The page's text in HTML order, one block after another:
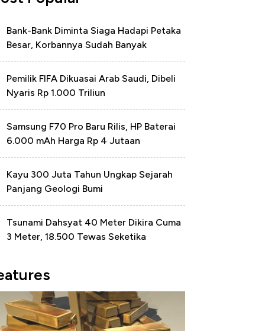
Bank-Bank Diminta Siaga Hadapi Petaka
Besar, Korbannya Sudah Banyak
Pemilik FIFA Dikuasai Arab Saudi, Dibeli
Nyaris Rp 1.000 Triliun
Samsung F70 Pro Baru Rilis, HP Baterai
6.000 mAh Harga Rp 4 Jutaan
Kayu 300 Juta Tahun Ungkap Sejarah
Panjang Geologi Bumi
Tsunami Dahsyat 40 Meter Dikira Cuma
3 Meter, 18.500 Tewas Seketika